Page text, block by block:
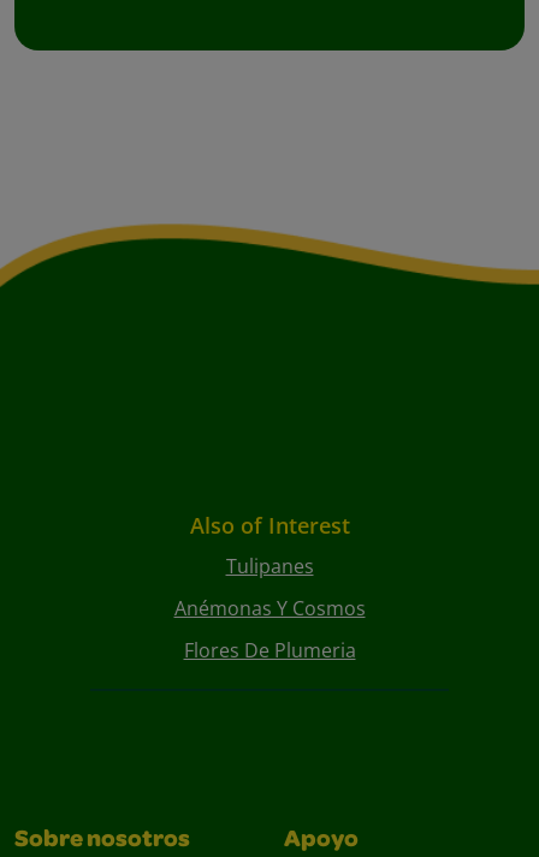
Also of Interest
Tulipanes
Anémonas Y Cosmos
Flores De Plumeria
Sobre nosotros Apoyo